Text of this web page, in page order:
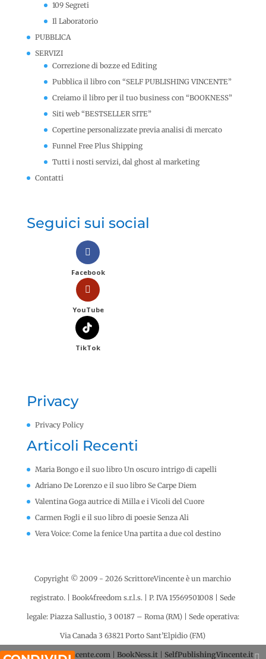
109 Segreti
Il Laboratorio
PUBBLICA
SERVIZI
Correzione di bozze ed Editing
Pubblica il libro con “SELF PUBLISHING VINCENTE”
Creiamo il libro per il tuo business con “BOOKNESS”
Siti web “BESTSELLER SITE”
Copertine personalizzate previa analisi di mercato
Funnel Free Plus Shipping
Tutti i nosti servizi, dal ghost al marketing
Contatti
Seguici sui social
Facebook
YouTube
TikTok
Privacy
Privacy Policy
Articoli Recenti
Maria Bongo e il suo libro Un oscuro intrigo di capelli
Adriano De Lorenzo e il suo libro Se Carpe Diem
Valentina Goga autrice di Milla e i Vicoli del Cuore
Carmen Fogli e il suo libro di poesie Senza Ali
Vera Voice: Come la fenice Una partita a due col destino
Copyright © 2009 - 2026 ScrittoreVincente è un marchio
registrato. | Book4freedom s.r.l.s. | P. IVA ​15569501008 Sede
legale: Piazza Sallustio, 3 00187 – Roma (RM) | Sede operativa:
Via Canada 3 63821 Porto Sant’Elpidio (FM)
| ScrittoreVincente.com BookNess.it SelfPublishingVincente.it